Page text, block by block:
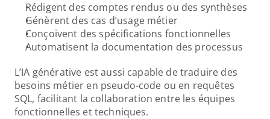
Rédigent des comptes rendus ou des synthèses
Génèrent des cas d’usage métier
Conçoivent des spécifications fonctionnelles
Automatisent la documentation des processus
L’IA générative est aussi capable de traduire des
besoins métier en pseudo-code ou en requêtes
SQL, facilitant la collaboration entre les équipes
fonctionnelles et techniques.